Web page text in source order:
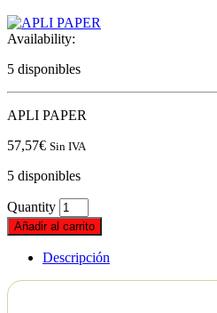
Availability:
5 disponibles
APLI PAPER
57,57€ Sin IVA
5 disponibles
Quantity
Añadir al carrito
Descripción